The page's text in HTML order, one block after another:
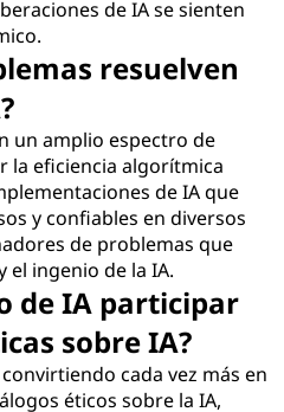
de IA se sienten
resuelven
un amplio espectro de
la eficiencia algorítmica
de IA que
y confiables en diversos
de problemas que
el ingenio de la IA.
de IA participar
sobre IA?
cada vez más en
éticos sobre la IA,